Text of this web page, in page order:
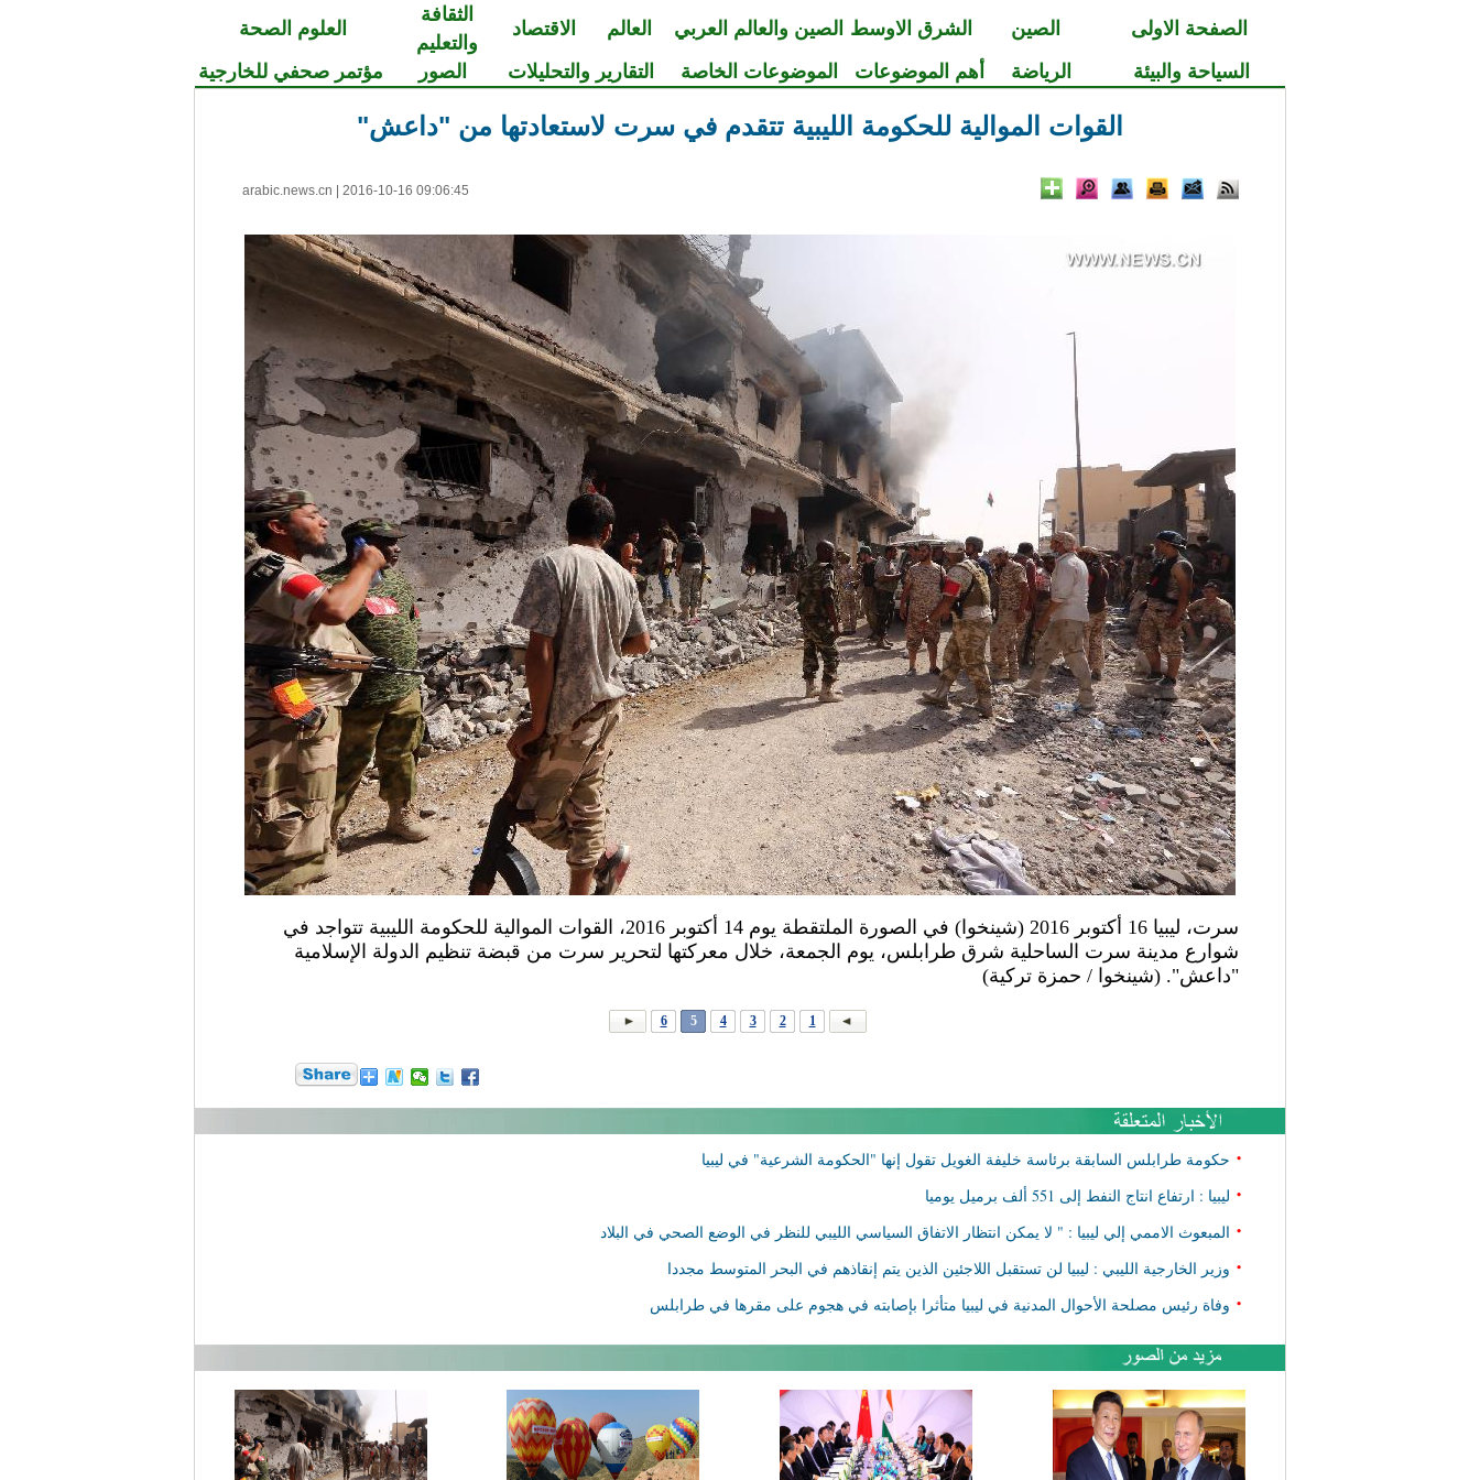
الصفحة الاولى الصين الشرق الاوسط الصين والعالم العربي العالم الاقتصاد
الثقافة
والتعليم
العلوم الصحة
السياحة والبيئة
الرياضة أهم الموضوعات الموضوعات الخاصة التقارير والتحليلات الصور مؤتمر صحفي للخارجية
القوات الموالية للحكومة الليبية تتقدم في سرت لاستعادتها من "داعش"
arabic.news.cn 2016-10-16 09:06:45
سرت، ليبيا 16 أكتوبر 2016 (شينخوا) في الصورة الملتقطة يوم 14 أكتوبر 2016، القوات الموالية للحكومة الليبية تتواجد في
شوارع مدينة سرت الساحلية شرق طرابلس، يوم الجمعة، خلال معركتها لتحرير سرت من قبضة تنظيم الدولة الإسلامية
"داعش". (شينخوا / حمزة تركية)
1
2
3
4
5
6
• حكومة طرابلس السابقة برئاسة خليفة الغويل تقول إنها "الحكومة الشرعية" في ليبيا
• ليبيا : ارتفاع انتاج النفط إلى 551 ألف برميل يوميا
• المبعوث الاممي إلي ليبيا : " لا يمكن انتظار الاتفاق السياسي الليبي للنظر في الوضع الصحي في البلاد
• وزير الخارجية الليبي : ليبيا لن تستقبل اللاجئين الذين يتم إنقاذهم في البحر المتوسط مجددا
• وفاة رئيس مصلحة الأحوال المدنية في ليبيا متأثرا بإصابته في هجوم على مقرها في طرابلس